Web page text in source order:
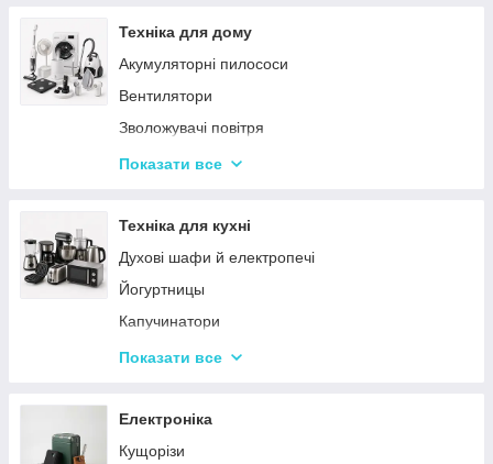
Бульйонниці
Тарілки
Техніка для дому
Акумуляторні пилососи
Вентилятори
Зволожувачі повітря
Пральні машинки
Набори для грумінгу
Машинки для видалення ковтунців
Праски
Отпариватели
Пилососи
Показати все
Техніка для кухні
Духові шафи й електропечі
Йогуртницы
Капучинатори
Інша дрібна техніка
Сендвічниці та бутербродниці
Соковичавниці
Показати все
Електроніка
Кущорізи